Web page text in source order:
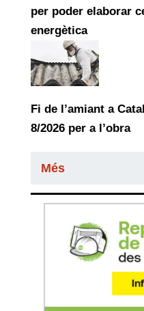
per poder elaborar
energètica
Fi de l’amiant a
8/2026 per a l’obra
Més